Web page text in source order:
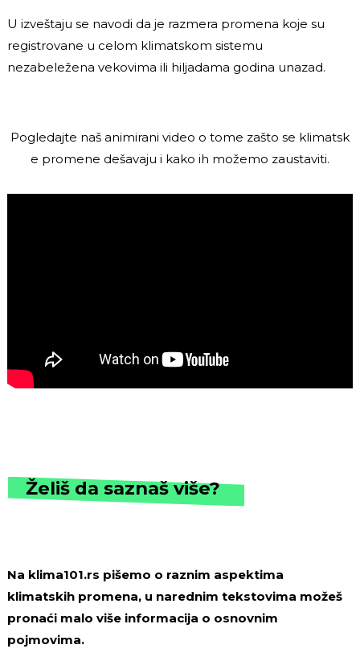
U izveštaju se navodi da je razmera promena koje su
registrovane u celom klimatskom sistemu
nezabeležena vekovima ili hiljadama godina unazad.
Pogledajte naš animirani video o tome zašto se klimatsk
e promene dešavaju i kako ih možemo zaustaviti.
Želiš da saznaš više?
Na klima101.rs pišemo o raznim aspektima
klimatskih promena, u narednim tekstovima možeš
pronaći malo više informacija o osnovnim
pojmovima.